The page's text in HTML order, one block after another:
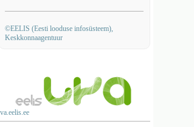
©EELIS (Eesti looduse infosüsteem),
Keskkonnaagentuur